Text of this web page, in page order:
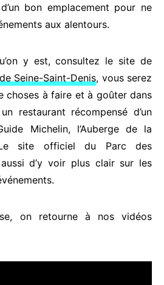
bon emplacement pour ne
aux alentours.
y est, consultez le site de
Seine-Saint-Denis, vous serez
choses à faire et à goûter dans
restaurant récompensé d’un
Michelin, l’Auberge de la
site officiel du Parc des
d’y voir plus clair sur les
on retourne à nos vidéos